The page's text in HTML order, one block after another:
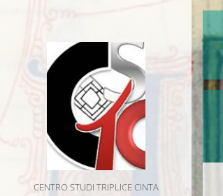
CENTRO STUDI TRIPLICE CINTA